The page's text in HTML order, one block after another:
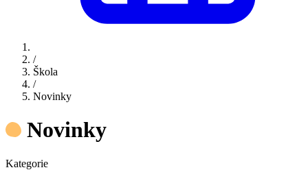
/
Škola
/
Novinky
Novinky
Kategorie